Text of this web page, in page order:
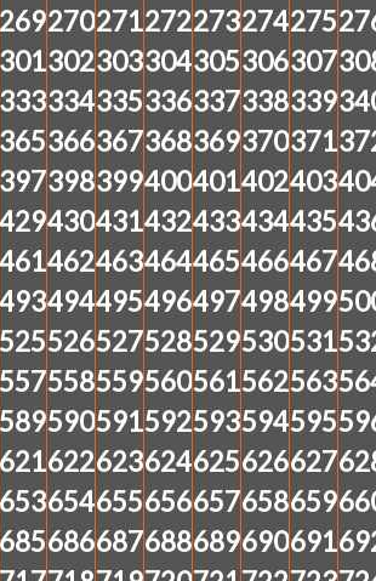
269270271272273274275
301302303304305306307
333334335336337338339
365366367368369370371
397398399400401402403
429430431432433434435
461462463464465466467
493494495496497498499
525526527528529530531
557558559560561562563
589590591592593594595
621622623624625626627
653654655656657658659
685686687688689690691